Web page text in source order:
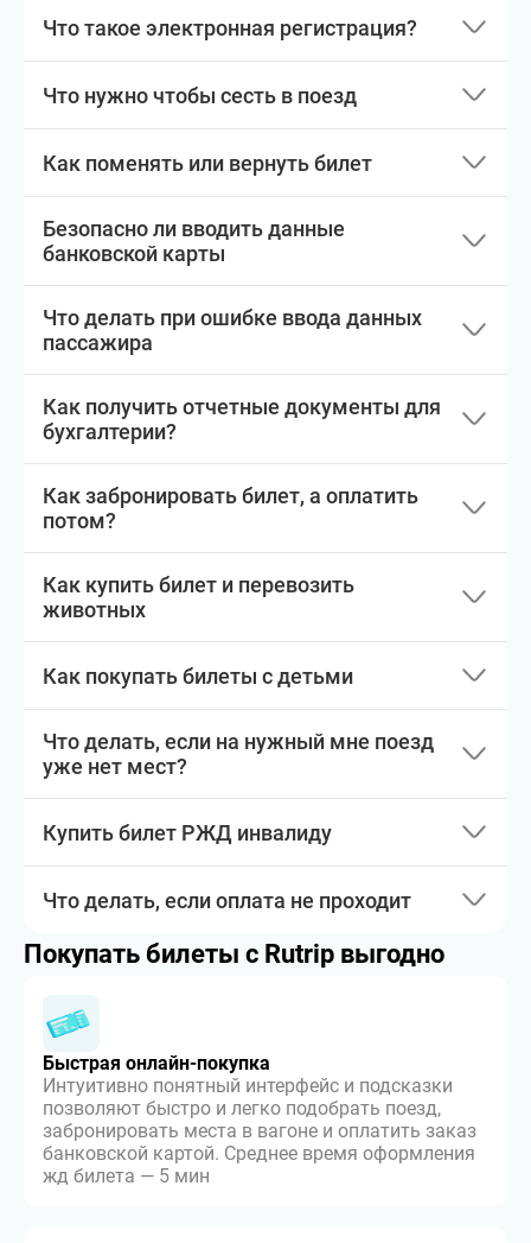
Что такое электронная регистрация?
Что нужно чтобы сесть в поезд
Как поменять или вернуть билет
Безопасно ли вводить данные
банковской карты
Что делать при ошибке ввода данных
пассажира
Как получить отчетные документы для
бухгалтерии?
Как забронировать билет, а оплатить
потом?
Как купить билет и перевозить
животных
Как покупать билеты с детьми
Что делать, если на нужный мне поезд
уже нет мест?
Купить билет РЖД инвалиду
Что делать, если оплата не проходит
Покупать билеты с Rutrip выгодно
Быстрая онлайн-покупка
Интуитивно понятный интерфейс и подсказки
позволяют быстро и легко подобрать поезд,
забронировать места в вагоне и оплатить заказ
банковской картой. Среднее время оформления
жд билета — 5 мин